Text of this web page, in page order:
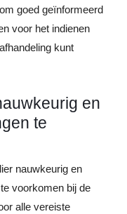
goed geïnformeerd
voor het indienen
kunt
en
te
nauwkeurig en
voorkomen bij de
alle vereiste